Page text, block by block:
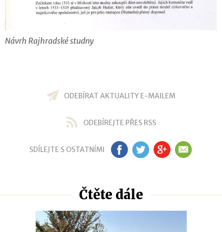
Návrh Rajhradské studny
ODEBÍRAT AKTUALITY E-MAILEM
ODEBÍREJTE PŘES RSS
SDÍLEJTE S OSTATNÍMI FB TW GP EM
Čtěte dále